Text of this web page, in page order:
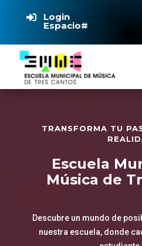
 Login
Espacio#
TRANSFORMA TU
Escuela
Música de
Descubre un mundo de
nuestra escuela, donde